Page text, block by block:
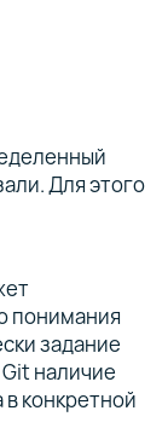
Для этого
понимания
задание
наличие
конкретной